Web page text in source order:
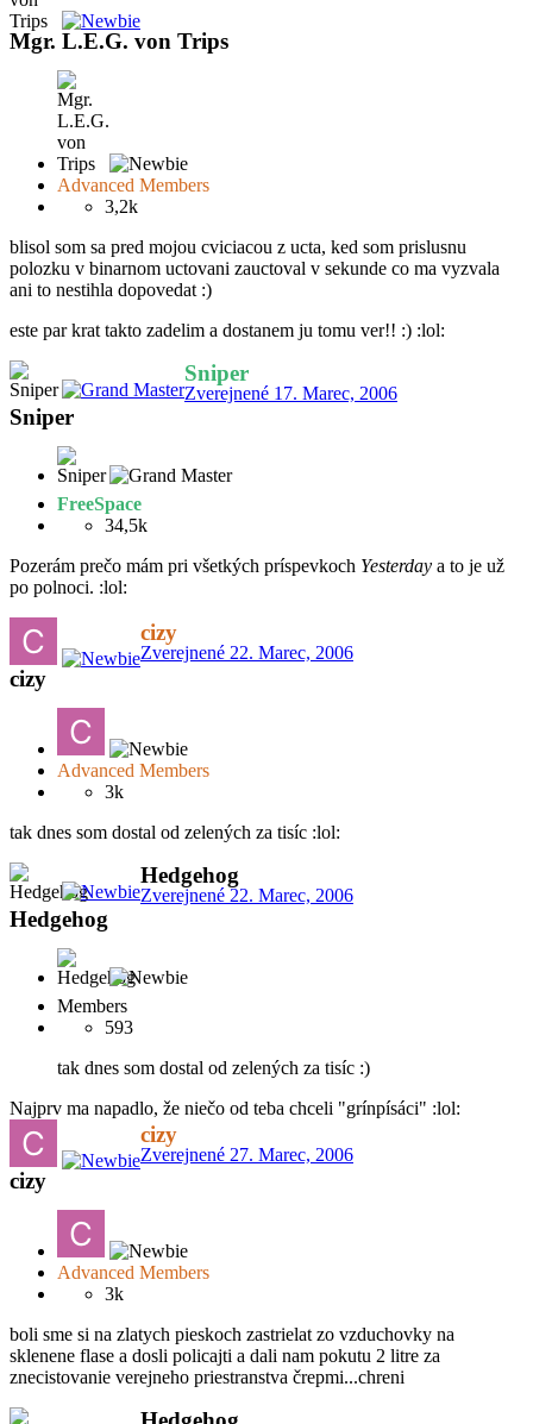
Mgr. L.E.G. von Trips
Advanced Members
3,2k
blisol som sa pred mojou cviciacou z ucta, ked som prislusnu
polozku v binarnom uctovani zauctoval v sekunde co ma vyzvala
ani to nestihla dopovedat :)
este par krat takto zadelim a dostanem ju tomu ver!! :) :lol:
Sniper
Zverejnené 17. Marec, 2006
Sniper
FreeSpace
34,5k
Pozerám prečo mám pri všetkých príspevkoch Yesterday a to je už
po polnoci. :lol:
cizy
Zverejnené 22. Marec, 2006
cizy
Advanced Members
3k
tak dnes som dostal od zelených za tisíc :lol:
Hedgehog
Zverejnené 22. Marec, 2006
Hedgehog
Members
593
tak dnes som dostal od zelených za tisíc :)
Najprv ma napadlo, že niečo od teba chceli "grínpísáci" :lol:
cizy
Zverejnené 27. Marec, 2006
cizy
Advanced Members
3k
boli sme si na zlatych pieskoch zastrielat zo vzduchovky na
sklenene flase a dosli policajti a dali nam pokutu 2 litre za
znecistovanie verejneho priestranstva črepmi...chreni